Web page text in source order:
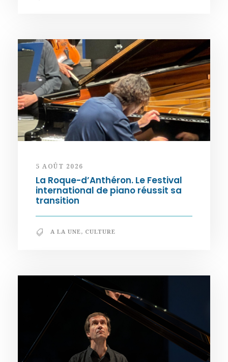
5 AOÛT 2026
La Roque-d’Anthéron. Le Festival
international de piano réussit sa
transition
A LA UNE, CULTURE